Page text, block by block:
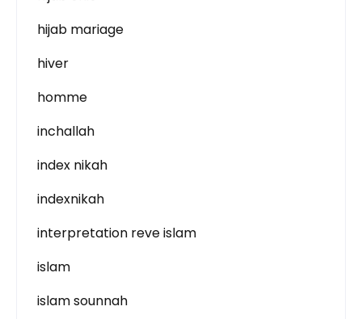
hijab mariage
hiver
homme
inchallah
index nikah
indexnikah
interpretation reve islam
islam
islam sounnah